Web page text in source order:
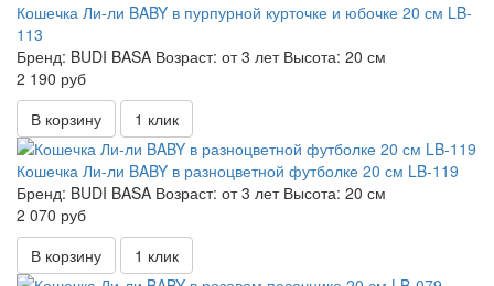
Кошечка Ли-ли BABY в пурпурной курточке и юбочке 20 см LB-
113
Бренд: BUDI BASA Возраст: от 3 лет Высота: 20 см
2 190 руб
В корзину
1 клик
Кошечка Ли-ли BABY в разноцветной футболке 20 см LB-119
Бренд: BUDI BASA Возраст: от 3 лет Высота: 20 см
2 070 руб
В корзину
1 клик